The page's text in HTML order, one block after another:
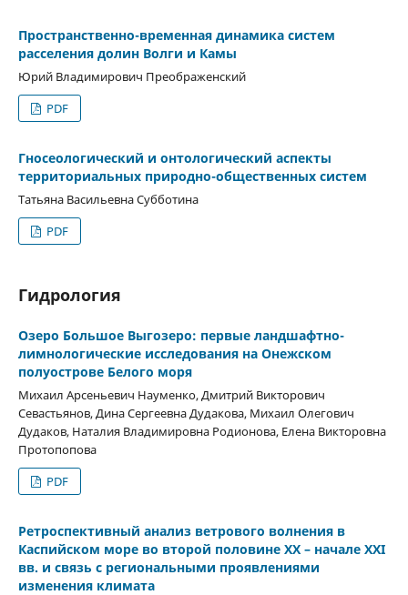
Пространственно-временная динамика систем
расселения долин Волги и Камы
Юрий Владимирович Преображенский
PDF
Гносеологический и онтологический аспекты
территориальных природно-общественных систем
Татьяна Васильевна Субботина
PDF
Гидрология
Озеро Большое Выгозеро: первые ландшафтно-
лимнологические исследования на Онежском
полуострове Белого моря
Михаил Арсеньевич Науменко, Дмитрий Викторович
Севастьянов, Дина Сергеевна Дудакова, Михаил Олегович
Дудаков, Наталия Владимировна Родионова, Елена Викторовна
Протопопова
PDF
Ретроспективный анализ ветрового волнения в
Каспийском море во второй половине XX – начале XXI
вв. и связь с региональными проявлениями
изменения климата